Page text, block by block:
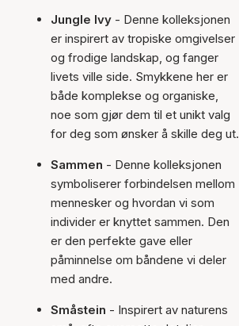
Jungle Ivy - Denne kolleksjonen
er inspirert av tropiske omgivelser
og frodige landskap, og fanger
livets ville side. Smykkene her er
både komplekse og organiske,
noe som gjør dem til et unikt valg
for deg som ønsker å skille deg ut.
Sammen - Denne kolleksjonen
symboliserer forbindelsen mellom
mennesker og hvordan vi som
individer er knyttet sammen. Den
er den perfekte gave eller
påminnelse om båndene vi deler
med andre.
Småstein - Inspirert av naturens